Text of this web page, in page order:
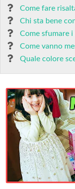
Come fare
Chi sta bene
Come sfumare i
Come vanno
Quale colore